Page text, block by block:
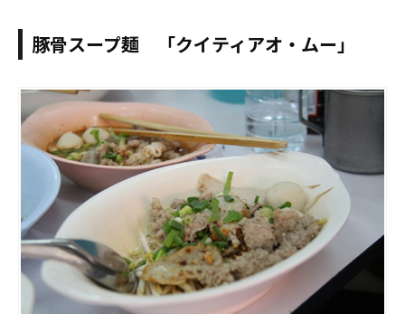
豚骨スープ麺 「クイティアオ・ムー」